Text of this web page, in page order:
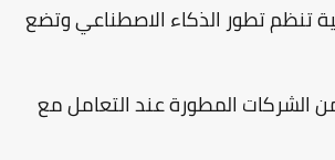
تطور الذكاء الاصطناعي وتضع
المطورة عند التعامل مع